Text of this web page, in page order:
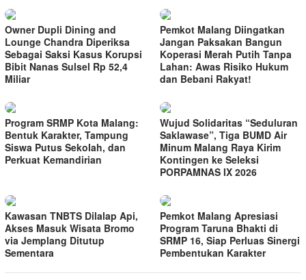
Owner Dupli Dining and
Lounge Chandra Diperiksa
Sebagai Saksi Kasus Korupsi
Bibit Nanas Sulsel Rp 52,4
Miliar
Pemkot Malang Diingatkan
Jangan Paksakan Bangun
Koperasi Merah Putih Tanpa
Lahan: Awas Risiko Hukum
dan Bebani Rakyat!
Program SRMP Kota Malang:
Bentuk Karakter, Tampung
Siswa Putus Sekolah, dan
Perkuat Kemandirian
Wujud Solidaritas “Seduluran
Saklawase”, Tiga BUMD Air
Minum Malang Raya Kirim
Kontingen ke Seleksi
PORPAMNAS IX 2026
Kawasan TNBTS Dilalap Api,
Akses Masuk Wisata Bromo
via Jemplang Ditutup
Sementara
Pemkot Malang Apresiasi
Program Taruna Bhakti di
SRMP 16, Siap Perluas Sinergi
Pembentukan Karakter